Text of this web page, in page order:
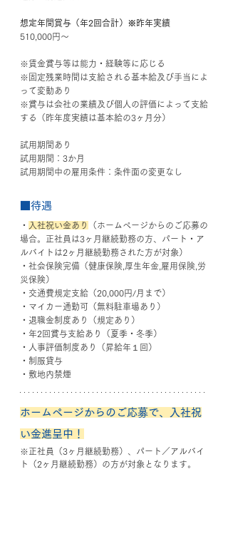
想定年間賞与（年2回合計）※昨年実績
510,000円～
※賃金賞与等は能力・経験等に応じる
※固定残業時間は支給される基本給及び手当によ
って変動あり
※賞与は会社の業績及び個人の評価によって支給
する（昨年度実績は基本給の3ヶ月分）
試用期間あり
試用期間：3か月
試用期間中の雇用条件：条件面の変更なし
■待遇
・ 入社祝い金あり
（ホームページからのご応募の
場合。正社員は3ヶ月継続勤務の方、パート・ア
ルバイトは2ヶ月継続勤務された方が対象）
・社会保険完備（健康保険,厚生年金,雇用保険,労
災保険）
・交通費規定支給（20,000円/月まで）
・マイカー通勤可（無料駐車場あり）
・退職金制度あり（規定あり）
・年2回賞与支給あり（夏季・冬季）
・人事評価制度あり（昇給年１回）
・制服貸与
・敷地内禁煙
ホームページからのご応募で、入社祝
い金進呈中！
※正社員（3ヶ月継続勤務）、パート／アルバイ
ト（2ヶ月継続勤務）の方が対象となります。